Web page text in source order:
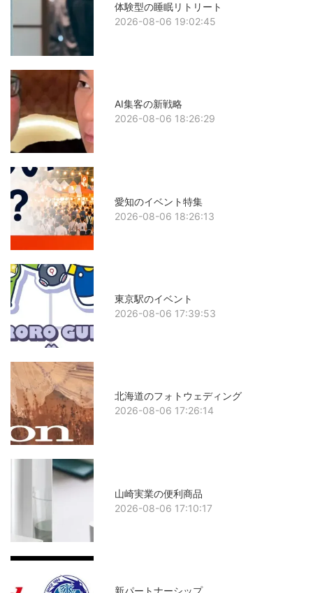
体験型の睡眠リトリート
2026-08-06 19:02:45
AI集客の新戦略
2026-08-06 18:26:29
愛知のイベント特集
2026-08-06 18:26:13
東京駅のイベント
2026-08-06 17:39:53
北海道のフォトウェディング
2026-08-06 17:26:14
山崎実業の便利商品
2026-08-06 17:10:17
新パートナーシップ